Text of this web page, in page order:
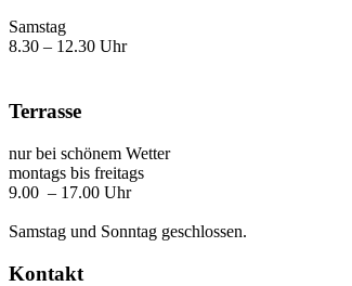
Samstag
8.30 – 12.30 Uhr
Terrasse
nur bei schönem Wetter
montags bis freitags
9.00 – 17.00 Uhr
Samstag und Sonntag geschlossen.
Kontakt